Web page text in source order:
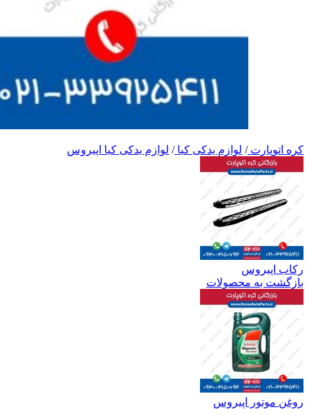
کره اتوپارت/ لوازم یدکی کیا/ لوازم یدکی کیا اپیروس
رکاب اپیروس
بازگشت به محصولات
روغن موتور اپیروس